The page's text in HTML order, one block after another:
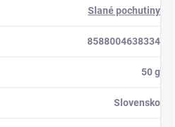
Slané pochutiny
8588004638334
50 g
Slovensko